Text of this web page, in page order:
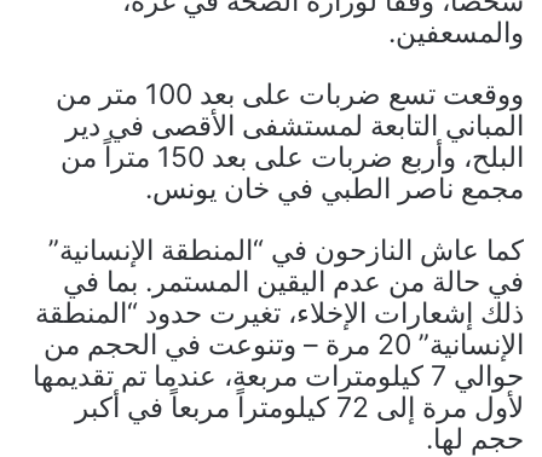
والمسعفين.
ووقعت تسع ضربات على بعد 100 متر من
المباني التابعة لمستشفى الأقصى في دير
البلح، وأربع ضربات على بعد 150 متراً من
مجمع ناصر الطبي في خان يونس.
كما عاش النازحون في “المنطقة الإنسانية”
في حالة من عدم اليقين المستمر. بما في
ذلك إشعارات الإخلاء، تغيرت حدود “المنطقة
الإنسانية” 20 مرة – وتنوعت في الحجم من
حوالي 7 كيلومترات مربعة، عندما تم تقديمها
لأول مرة إلى 72 كيلومتراً مربعاً في أكبر
حجم لها.